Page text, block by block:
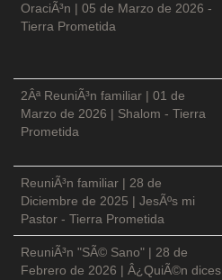
OraciÃ³n | 05 de Marzo de 2026 -
Tierra Prometida
2Âª ReuniÃ³n familiar | 01 de
Marzo de 2026 | Shalom - Tierra
Prometida
ReuniÃ³n familiar | 28 de
Diciembre de 2025 | JesÃºs mi
Pastor - Tierra Prometida
ReuniÃ³n "SÃ© Sano" | 28 de
Febrero de 2026 | Â¿QuiÃ©n dices